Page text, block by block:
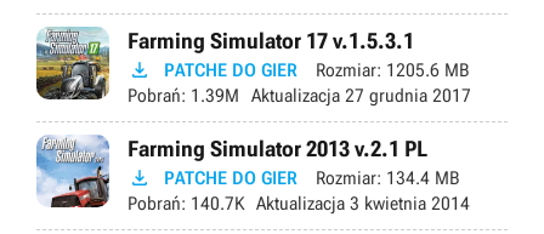
Farming Simulator 17 v.1.5.3.1
 PATCHE DO GIER Rozmiar: 1205.6 MB
Pobrań: 1.39M Aktualizacja 27 grudnia 2017
Farming Simulator 2013 v.2.1 PL
 PATCHE DO GIER Rozmiar: 134.4 MB
Pobrań: 140.7K Aktualizacja 3 kwietnia 2014